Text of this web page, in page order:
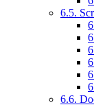
6.5.
6.6.